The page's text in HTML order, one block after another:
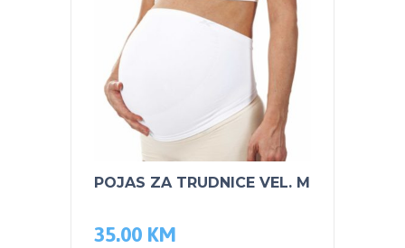
POJAS ZA TRUDNICE VEL. M
35.00 KM